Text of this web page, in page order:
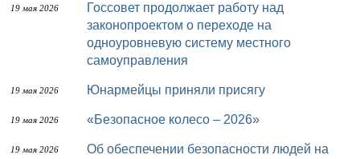
19 мая 2026
Госсовет продолжает работу над
законопроектом о переходе на
одноуровневую систему местного
самоуправления
19 мая 2026 Юнармейцы приняли присягу
19 мая 2026 «Безопасное колесо – 2026»
19 мая 2026
Об обеспечении безопасности людей на